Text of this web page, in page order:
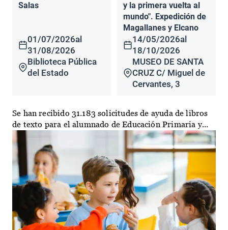
Salas
01/07/2026al
31/08/2026
Biblioteca Pública
del Estado
y la primera vuelta al
mundo". Expedición de
Magallanes y Elcano
14/05/2026al
18/10/2026
MUSEO DE SANTA
CRUZ C/ Miguel de
Cervantes, 3
Se han recibido 31.183 solicitudes de ayuda de libros
de texto para el alumnado de Educación Primaria y...